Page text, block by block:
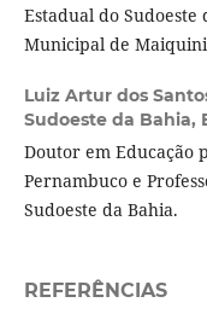
Estadual do
Municipal de
Luiz Artur dos
Sudoeste da Bahia,
Doutor em Educação
Pernambuco e
Sudoeste da Bahia.
REFERÊNCIAS